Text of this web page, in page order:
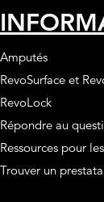
Amputés
RevoSurface et
RevoLock
Répondre au
Ressources pour
Trouver un